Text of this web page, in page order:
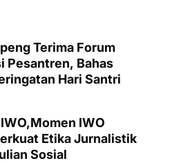
Terima Forum
Pesantren, Bahas
Hari Santri
IWO
Etika Jurnalistik
Sosial